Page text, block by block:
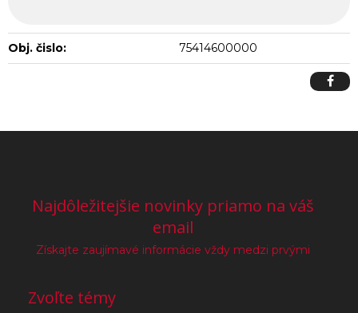
Obj. čislo: 75414600000
Najdôležitejšie novinky priamo na váš
email
Získajte zaujímavé informácie vždy medzi prvými
Zvoľte témy